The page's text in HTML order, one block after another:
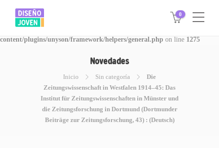
Warning: Invalid argument supplied for foreach() in
/www/disegnojoven.com.ar/htdocs/wp-
content/plugins/unyson/framework/helpers/general.php on line 1275
0
Novedades
Inicio Sin categoría
Die
Zeitungswissenschaft in Westfalen 1914–45: Das
Institut für Zeitungswissenschaften in Münster und
die Zeitungsforschung in Dortmund (Dortmunder
Beiträge zur Zeitungsforschung, 43) : (Deutsch)